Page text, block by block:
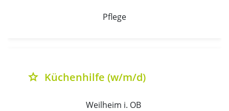
Pflege
grade Küchenhilfe (w/m/d)
Weilheim i. OB